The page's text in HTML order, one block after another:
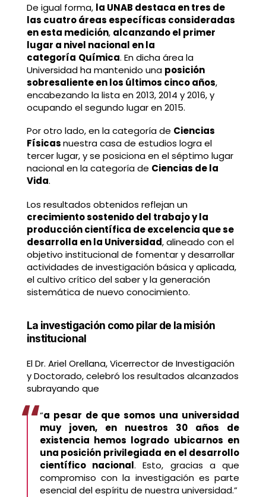
De igual forma, la UNAB destaca en tres de
las cuatro áreas específicas consideradas
en esta medición, alcanzando el primer
lugar a nivel nacional en la
categoría Química. En dicha área la
Universidad ha mantenido una posición
sobresaliente en los últimos cinco años,
encabezando la lista en 2013, 2014 y 2016, y
ocupando el segundo lugar en 2015.
Por otro lado, en la categoría de Ciencias
Físicasnuestra casa de estudios logra el
tercer lugar, y se posiciona en el séptimo lugar
nacional en la categoría de Ciencias de la
Vida.
Los resultados obtenidos reflejan un
crecimiento sostenido del trabajo y la
producción científica de excelencia que se
desarrolla en la Universidad, alineado con el
objetivo institucional de fomentar y desarrollar
actividades de investigación básica y aplicada,
el cultivo crítico del saber y la generación
sistemática de nuevo conocimiento.
La investigación como pilar de la misión
institucional
El Dr. Ariel Orellana, Vicerrector de Investigación
y Doctorado, celebró los resultados alcanzados
subrayando que
“a pesar de que somos una universidad
muy joven, en nuestros 30 años de
existencia hemos logrado ubicarnos en
una posición privilegiada en el desarrollo
científico nacional. Esto, gracias a que
compromiso con la investigación es parte
esencial del espíritu de nuestra universidad.”